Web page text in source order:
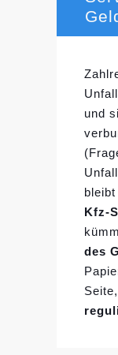
und
Kfz-
des